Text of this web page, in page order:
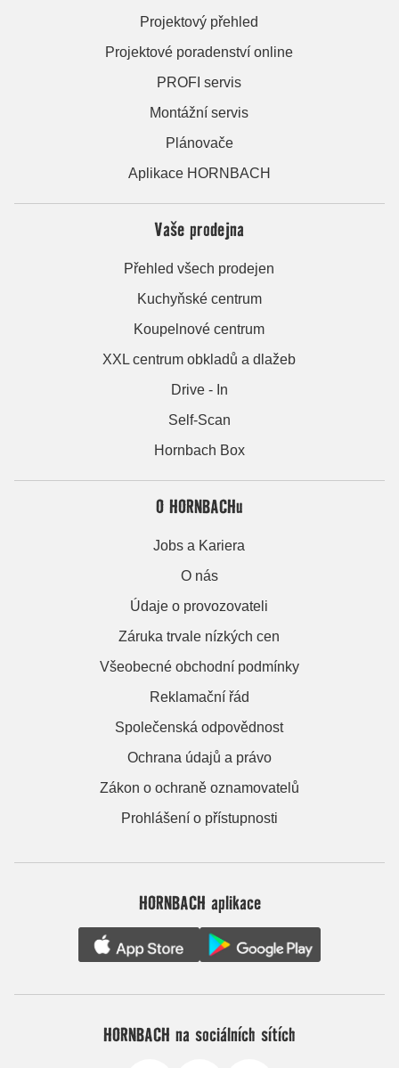
Projektový přehled
Projektové poradenství online
PROFI servis
Montážní servis
Plánovače
Aplikace HORNBACH
Vaše prodejna
Přehled všech prodejen
Kuchyňské centrum
Koupelnové centrum
XXL centrum obkladů a dlažeb
Drive - In
Self-Scan
Hornbach Box
O HORNBACHu
Jobs a Kariera
O nás
Údaje o provozovateli
Záruka trvale nízkých cen
Všeobecné obchodní podmínky
Reklamační řád
Společenská odpovědnost
Ochrana údajů a právo
Zákon o ochraně oznamovatelů
Prohlášení o přístupnosti
HORNBACH aplikace
HORNBACH na sociálních sítích